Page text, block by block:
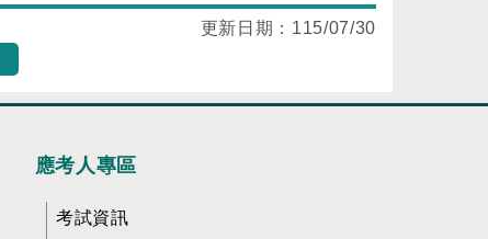
更新日期： 115/07/30
應考人專區
考試資訊